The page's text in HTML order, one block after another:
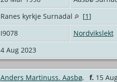
Ranes kyrkje Surnadal [1]
I9078
Nordvikslekt
4 Aug 2023
Anders Martinuss. Aasbø, f. 15